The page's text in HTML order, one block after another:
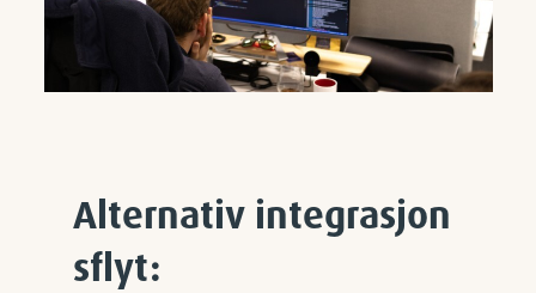
Alternativ integrasjon
sflyt: